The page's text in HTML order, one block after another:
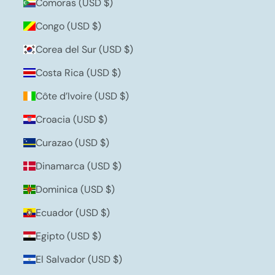
Comoras (USD $)
Congo (USD $)
Corea del Sur (USD $)
Costa Rica (USD $)
Côte d’Ivoire (USD $)
Croacia (USD $)
Curazao (USD $)
Dinamarca (USD $)
Dominica (USD $)
Ecuador (USD $)
Egipto (USD $)
El Salvador (USD $)